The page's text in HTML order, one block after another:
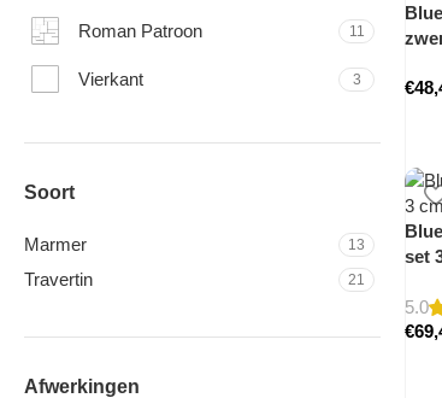
Roman Patroon 11
Vierkant 3
Soort
Marmer 13
Travertin 21
Afwerkingen
€
set
5.0
€